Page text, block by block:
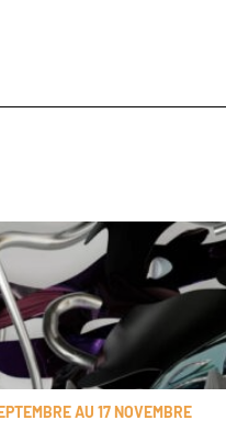
AU 17 NOVEMBRE